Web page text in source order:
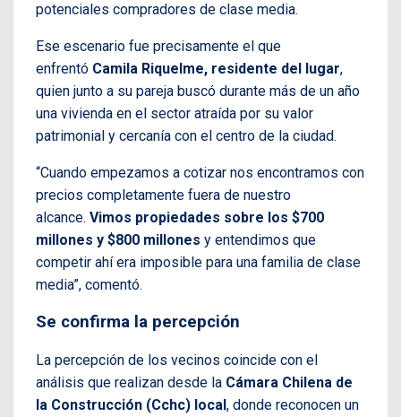
potenciales compradores de clase media.
Ese escenario fue precisamente el que
enfrentó Camila Riquelme, residente del lugar,
quien junto a su pareja buscó durante más de un año
una vivienda en el sector atraída por su valor
patrimonial y cercanía con el centro de la ciudad.
“Cuando empezamos a cotizar nos encontramos con
precios completamente fuera de nuestro
alcance. Vimos propiedades sobre los $700
millones y $800 millones y entendimos que
competir ahí era imposible para una familia de clase
media”, comentó.
Se confirma la percepción
La percepción de los vecinos coincide con el
análisis que realizan desde la Cámara Chilena de
la Construcción (Cchc) local, donde reconocen un